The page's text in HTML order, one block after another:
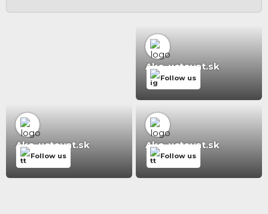
Ako-uctovat.sk
Follow us
Ako-uctovat.sk
Follow us
Ako-uctovat.sk
Follow us